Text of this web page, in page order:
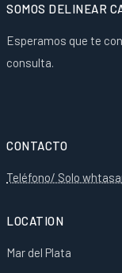
SOMOS DELINEAR
Esperamos que te
consulta.
CONTACTO
Teléfono/ Solo
LOCATION
Mar del Plata